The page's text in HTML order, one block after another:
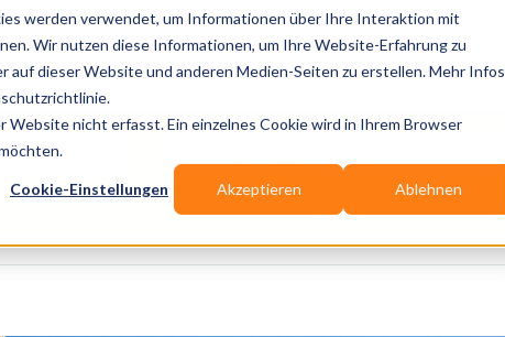
werden verwendet, um Informationen über Ihre Interaktion mit
Wir nutzen diese Informationen, um Ihre Website-Erfahrung zu
auf dieser Website und anderen Medien-Seiten zu erstellen. Mehr Infos
nicht erfasst. Ein einzelnes Cookie wird in Ihrem Browser
Cookie-Einstellungen Akzeptieren Ablehnen
Publikationen Branchen-Infos Services Blog
Wir suchen für Dich